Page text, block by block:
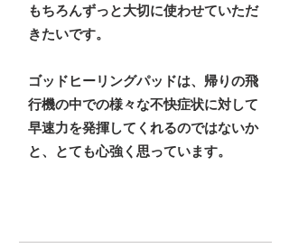
もちろんずっと大切に使わせていただ
きたいです。
ゴッドヒーリングパッドは、帰りの飛
行機の中での様々な不快症状に対して
早速力を発揮してくれるのではないか
と、とても心強く思っています。